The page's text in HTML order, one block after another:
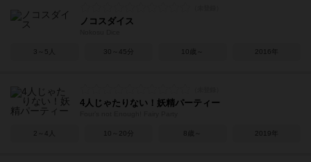
ノコスダイス
3～5人 30～45分 10歳～ 2016年
4人じゃたりない！妖精パーティー
2～4人 10～20分 8歳～ 2019年